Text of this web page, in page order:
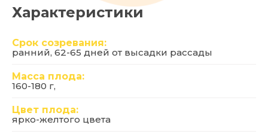
Характеристики
Срок созревания:
ранний, 62-65 дней от высадки рассады
Масса плода:
160-180 г,
Цвет плода:
ярко-желтого цвета